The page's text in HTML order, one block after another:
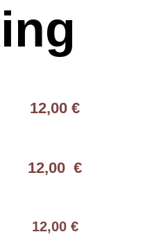
12,00 €
12,00 €
12,00 €